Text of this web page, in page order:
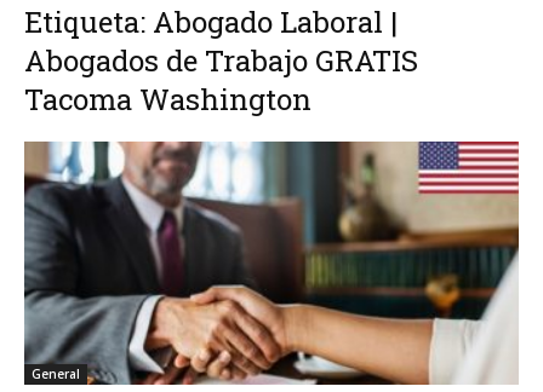
Etiqueta: Abogado Laboral |
Abogados de Trabajo GRATIS
Tacoma Washington
General